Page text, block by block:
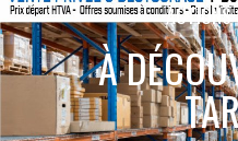
ACTIONS
À